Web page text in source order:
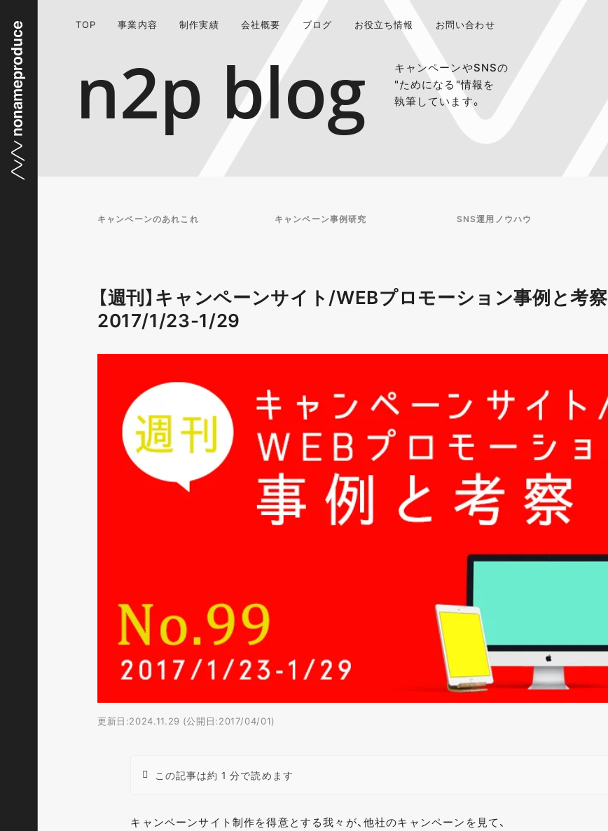
TOP 事業内容 制作実績 会社概要 ブログ お役立ち情報 お問い合わせ
n2p blog
キャンペーンやSNSの
"ためになる"情報を
執筆しています。
キャンペーンのあれこれ キャンペーン事例研究 SNS運用ノウハウ
【週刊】キャンペーンサイト/WEBプロモーション事例と考察
2017/1/23-1/29
更新日:2024.11.29 (公開日:2017/04/01)
この記事は約 1 分で読めます
キャンペーンサイト制作を得意とする我々が、他社のキャンペーンを見て、